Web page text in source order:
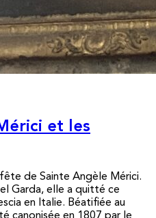
et les
fête de Sainte Angèle Mérici.
Garda, elle a quitté ce
en Italie. Béatifiée au
canonisée en 1807 par le